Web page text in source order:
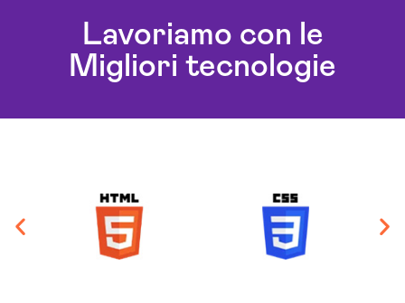
Lavoriamo con le
Migliori tecnologie